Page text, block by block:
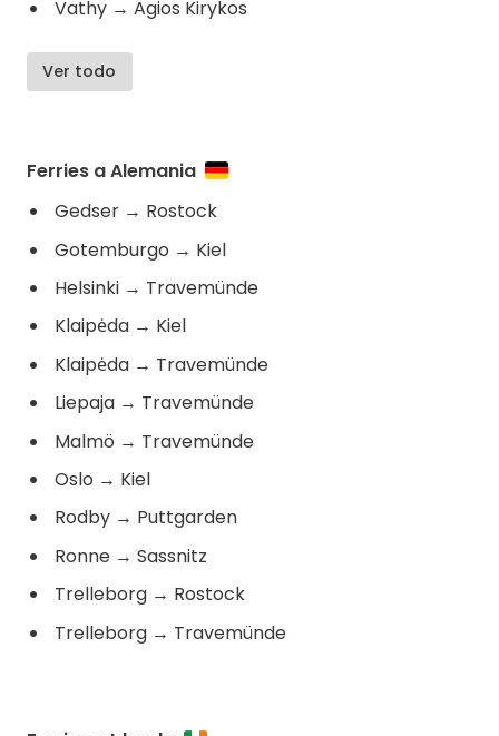
Vathy → Agios Kirykos
Ver todo
Ferries a Alemania
Gedser → Rostock
Gotemburgo → Kiel
Helsinki → Travemünde
Klaipėda → Kiel
Klaipėda → Travemünde
Liepaja → Travemünde
Malmö → Travemünde
Oslo → Kiel
Rodby → Puttgarden
Ronne → Sassnitz
Trelleborg → Rostock
Trelleborg → Travemünde